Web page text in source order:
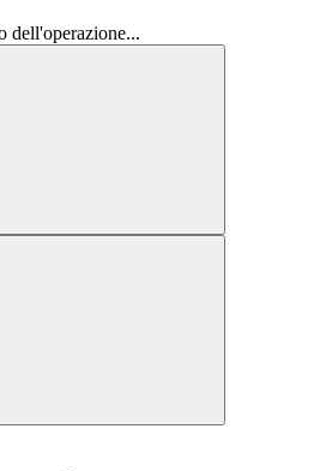
dell'operazione...